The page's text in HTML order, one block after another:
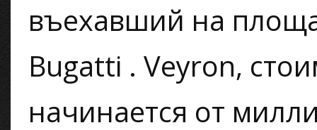
въехавший на
Bugatti . Veyron,
начинается от